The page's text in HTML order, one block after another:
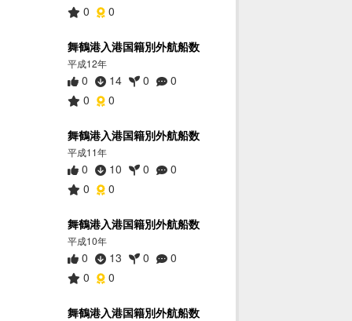
0
0
舞鶴港入港国籍別外航船数
平成12年
0 14 0
0
0
0
舞鶴港入港国籍別外航船数
平成11年
0 10 0
0
0
0
舞鶴港入港国籍別外航船数
平成10年
0 13 0
0
0
0
舞鶴港入港国籍別外航船数